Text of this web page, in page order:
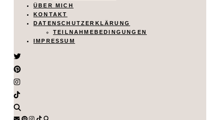
ÜBER MICH
KONTAKT
DATENSCHUTZERKLÄRUNG
TEILNAHMEBEDINGUNGEN
IMPRESSUM